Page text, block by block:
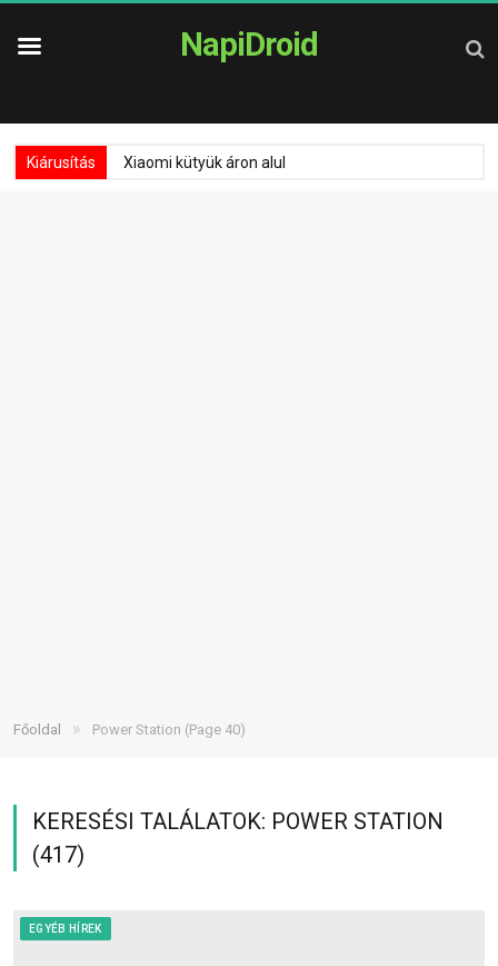
NapiDroid
Kiárusítás Xiaomi kütyük áron alul
Főoldal » Power Station (Page 40)
KERESÉSI TALÁLATOK: POWER STATION
(417)
EGYÉB HÍREK